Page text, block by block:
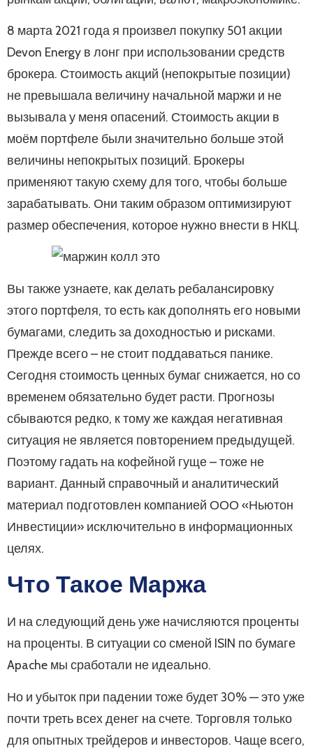
8 марта 2021 года я произвел покупку 501 акции
Devon Energy в лонг при использовании средств
брокера. Стоимость акций (непокрытые позиции)
не превышала величину начальной маржи и не
вызывала у меня опасений. Стоимость акции в
моём портфеле были значительно больше этой
величины непокрытых позиций. Брокеры
применяют такую схему для того, чтобы больше
зарабатывать. Они таким образом оптимизируют
размер обеспечения, которое нужно внести в НКЦ.
Вы также узнаете, как делать ребалансировку
этого портфеля, то есть как дополнять его новыми
бумагами, следить за доходностью и рисками.
Прежде всего – не стоит поддаваться панике.
Сегодня стоимость ценных бумаг снижается, но со
временем обязательно будет расти. Прогнозы
сбываются редко, к тому же каждая негативная
ситуация не является повторением предыдущей.
Поэтому гадать на кофейной гуще – тоже не
вариант. Данный справочный и аналитический
материал подготовлен компанией ООО «Ньютон
Инвестиции» исключительно в информационных
целях.
Что Такое Маржа
И на следующий день уже начисляются проценты
на проценты. В ситуации со сменой ISIN по бумаге
Apache мы сработали не идеально.
Но и убыток при падении тоже будет 30% — это уже
почти треть всех денег на счете. Торговля только
для опытных трейдеров и инвесторов. Чаще всего,